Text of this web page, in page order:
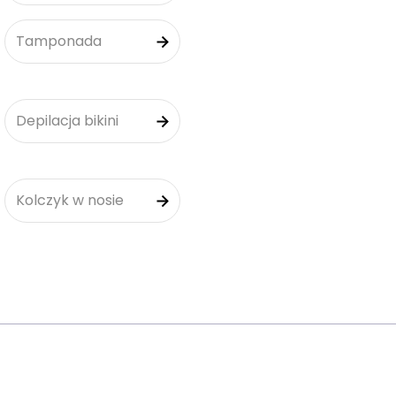
Tamponada
Depilacja bikini
Kolczyk w nosie